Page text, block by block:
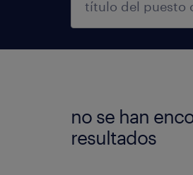
no se han
resultados